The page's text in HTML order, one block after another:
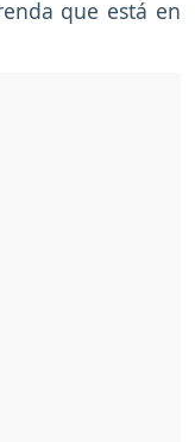
que está en